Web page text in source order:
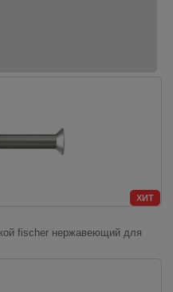
ХИТ
fischer нержавеющий для